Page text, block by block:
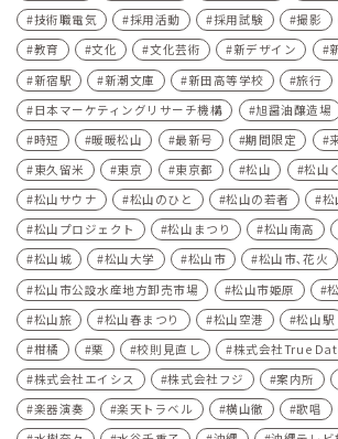
技術職電気
採用活動 採用試験 撮影
教育
文化 文化芸術 新デザイン
新宿駅
新潮文庫 新田高等学校
旅行
日本マーケティングリサーチ機構
旭醤油醸造場
時短
暖暖松山 最新号 期間限定
東久留米
東京 東京都 松山
松山
松山サウナ
松山のひと 松山の若者
松
松山プロジェクト
松山まつり 松山南高
松山城
松山大学 松山市
松山市､花火
松山市公設水産地方卸売市場
松山市姫原
松山旅
松山春まつり 松山空港 松山駅
柑橘
栗 校則見直し
株式会社True
株式会社エイシス
株式会社フジ 案内所
楽器演奏
楽天トラベル 横山徹 歌唱